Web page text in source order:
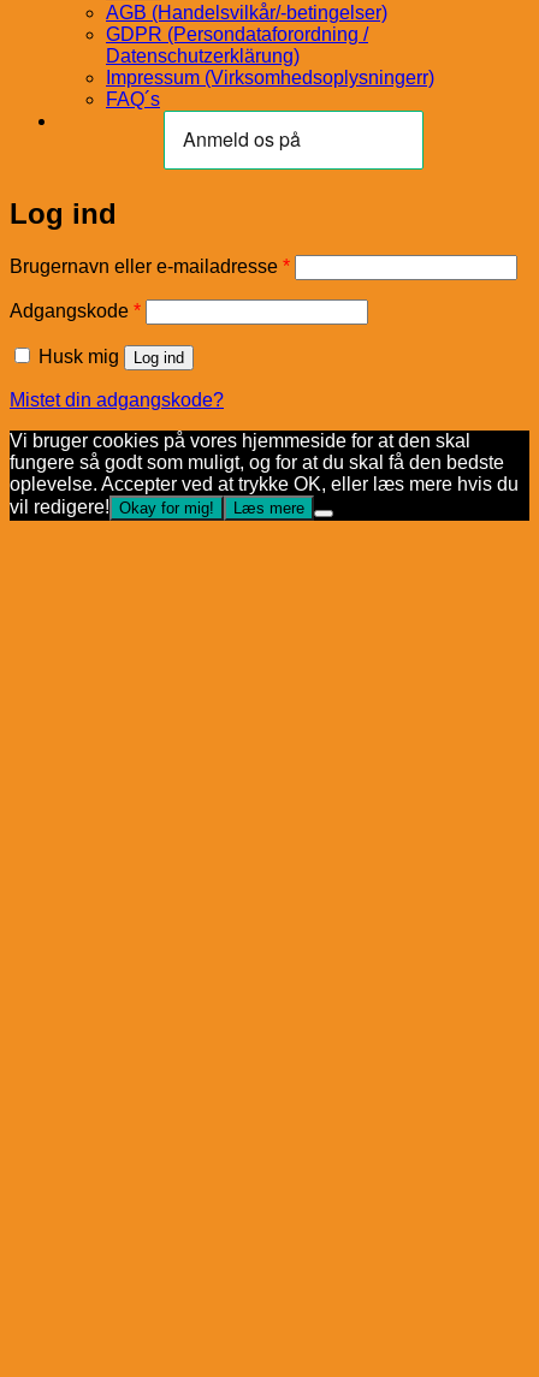
AGB (Handelsvilkår/-betingelser)
GDPR (Persondataforordning /
Datenschutzerklärung)
Impressum (Virksomhedsoplysningerr)
FAQ´s
Log ind
Brugernavn eller e-mailadresse *Påkrævet
Adgangskode *Påkrævet
Husk mig Log ind
Mistet din adgangskode?
Vi bruger cookies på vores hjemmeside for at den skal
fungere så godt som muligt, og for at du skal få den bedste
oplevelse. Accepter ved at trykke OK, eller læs mere hvis du
vil redigere! Okay for mig! Læs mere